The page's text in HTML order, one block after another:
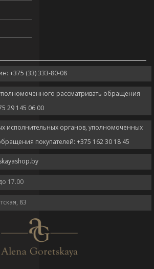
+375 (33) 333-80-08
рассматривать обращения
29 145 06 00
исполнительных органов, уполномоченных
покупателей: +375 162 30 18 45
17.00
83